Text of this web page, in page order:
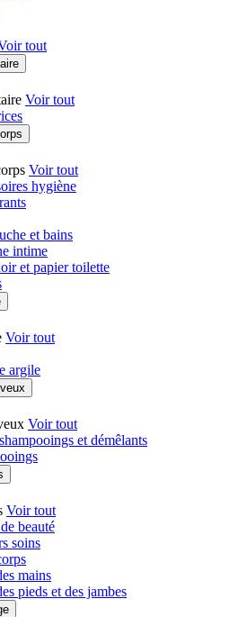
tout
Voir tout
Voir tout
hygiène
et bains
intime
et papier toilette
Voir tout
argile
Voir tout
et démêlants
Voir tout
beauté
soins
mains
pieds et des jambes